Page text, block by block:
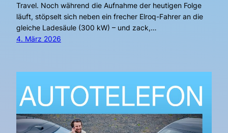
Travel. Noch während die Aufnahme der heutigen Folge
läuft, stöpselt sich neben ein frecher Elroq-Fahrer an die
gleiche Ladesäule (300 kW) – und zack,…
4. März 2026